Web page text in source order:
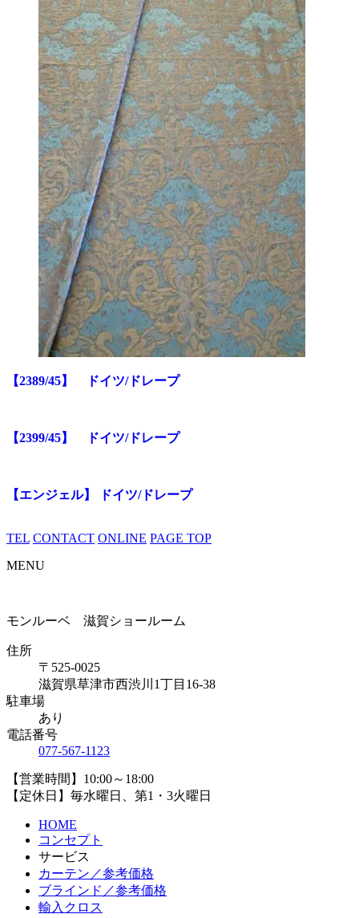
【2389/45】 ドイツ/ドレープ
【2399/45】 ドイツ/ドレープ
【エンジェル】 ドイツ/ドレープ
TEL CONTACT ONLINE PAGE TOP
MENU
モンルーベ 滋賀ショールーム
住所
〒525-0025
滋賀県草津市西渋川1丁目16-38
駐車場
あり
電話番号
077-567-1123
【営業時間】10:00～18:00
【定休日】毎水曜日、第1・3火曜日
HOME
コンセプト
サービス
カーテン／参考価格
ブラインド／参考価格
輸入クロス